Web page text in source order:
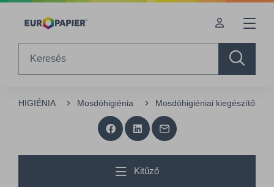
Table Of Content
HIGIÉNIA Mosdóhigiénia Mosdóhigiéniai kiegészítők
Kitűző